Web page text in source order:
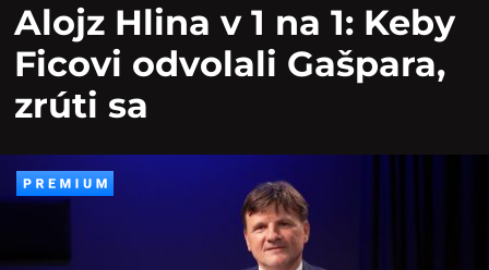
Alojz Hlina v 1 na 1: Keby
Ficovi odvolali Gašpara,
zrúti sa